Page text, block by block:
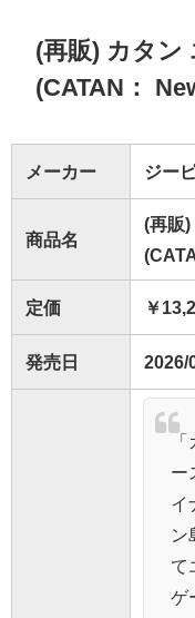
(再販) カタン
(CATAN：
メーカー ジー
商品名
(再販)
定価 ￥
発売日 2026/
ー
イ
ン
て
ゲ